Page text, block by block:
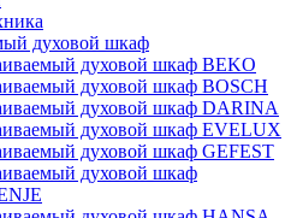
духовой шкаф
духовой шкаф BEKO
духовой шкаф BOSCH
духовой шкаф DARINA
духовой шкаф EVELUX
духовой шкаф GEFEST
духовой шкаф